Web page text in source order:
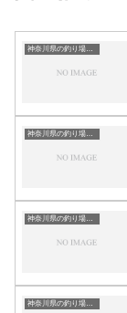
神奈川県の釣り場一覧
神奈川県の釣り場一覧
神奈川県の釣り場一覧
神奈川県の釣り場一覧